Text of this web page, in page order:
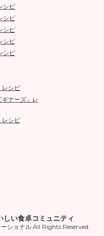
シピ
シピ
シピ
シピ
シピ
レシピ
ギナーズ」レ
レシピ
しい食卓コミュニティ
ショナル All Rights Reserved.